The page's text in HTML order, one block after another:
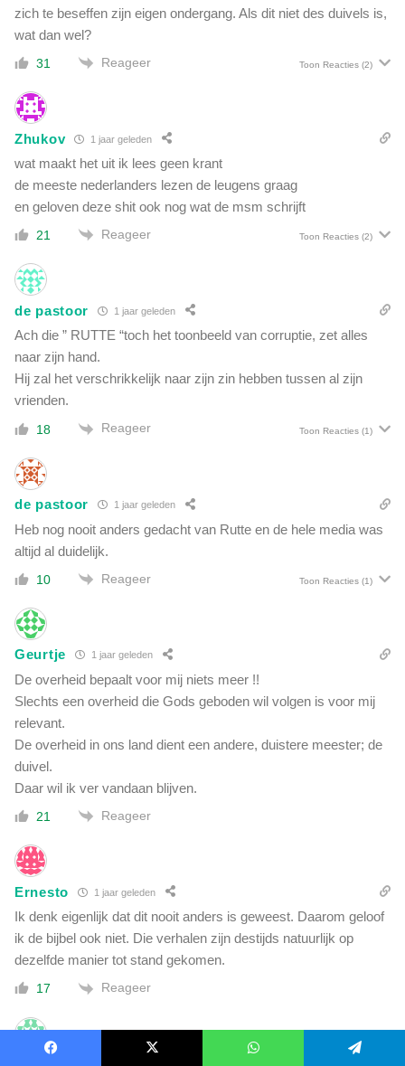
zich te beseffen zijn eigen ondergang. Als dit niet des duivels is,
wat dan wel?
31 Reageer Toon Reacties (2)
Zhukov 1 jaar geleden
wat maakt het uit ik lees geen krant
de meeste nederlanders lezen de leugens graag
en geloven deze shit ook nog wat de msm schrijft
21 Reageer Toon Reacties (2)
de pastoor 1 jaar geleden
Ach die ” RUTTE “toch het toonbeeld van corruptie, zet alles
naar zijn hand.
Hij zal het verschrikkelijk naar zijn zin hebben tussen al zijn
vrienden.
18 Reageer Toon Reacties (1)
de pastoor 1 jaar geleden
Heb nog nooit anders gedacht van Rutte en de hele media was
altijd al duidelijk.
10 Reageer Toon Reacties (1)
Geurtje 1 jaar geleden
De overheid bepaalt voor mij niets meer !!
Slechts een overheid die Gods geboden wil volgen is voor mij
relevant.
De overheid in ons land dient een andere, duistere meester; de
duivel.
Daar wil ik ver vandaan blijven.
21 Reageer
Ernesto 1 jaar geleden
Ik denk eigenlijk dat dit nooit anders is geweest. Daarom geloof
ik de bijbel ook niet. Die verhalen zijn destijds natuurlijk op
dezelfde manier tot stand gekomen.
17 Reageer